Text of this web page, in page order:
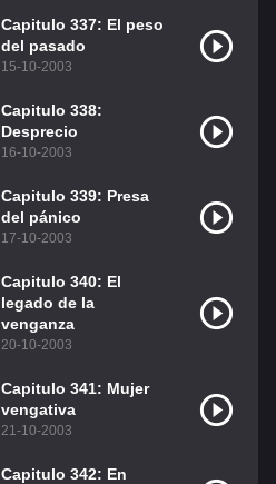
Capitulo 337: El peso
del pasado
15-10-2003
Capitulo 338:
Desprecio
16-10-2003
Capitulo 339: Presa
del pánico
17-10-2003
Capitulo 340: El
legado de la
venganza
20-10-2003
Capitulo 341: Mujer
vengativa
21-10-2003
Capitulo 342: En